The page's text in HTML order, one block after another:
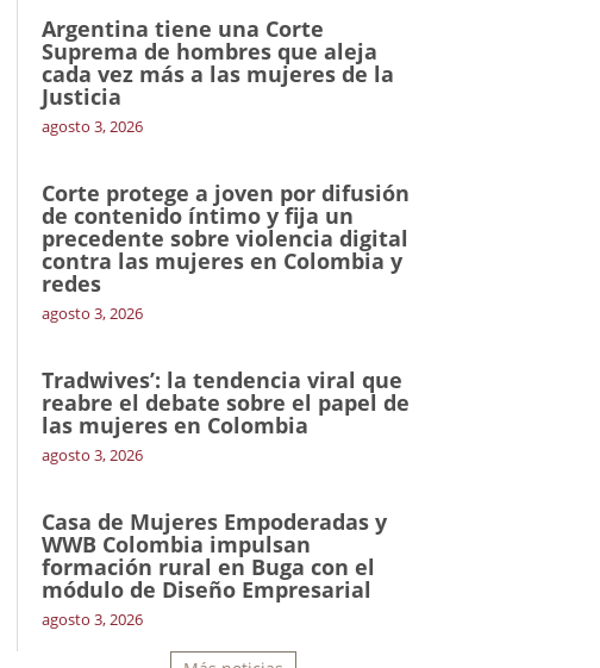
Argentina tiene una Corte
Suprema de hombres que aleja
cada vez más a las mujeres de la
Justicia
agosto 3, 2026
Corte protege a joven por difusión
de contenido íntimo y fija un
precedente sobre violencia digital
contra las mujeres en Colombia y
redes
agosto 3, 2026
Tradwives’: la tendencia viral que
reabre el debate sobre el papel de
las mujeres en Colombia
agosto 3, 2026
Casa de Mujeres Empoderadas y
WWB Colombia impulsan
formación rural en Buga con el
módulo de Diseño Empresarial
agosto 3, 2026